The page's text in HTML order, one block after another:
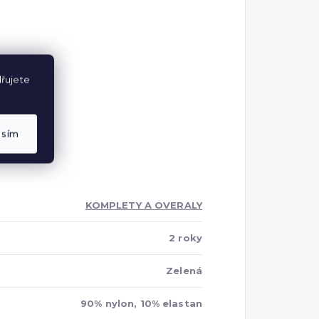
KOMPLETY A OVERALY
2 roky
Zelená
90% nylon, 10% elastan